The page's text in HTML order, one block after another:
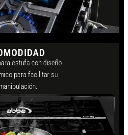
estufa con diseño
para facilitar su